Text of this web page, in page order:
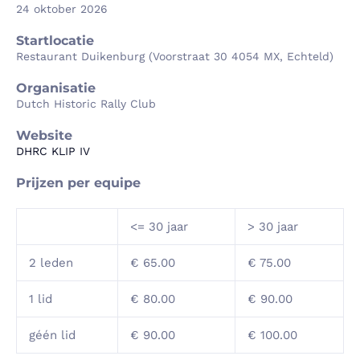
24 oktober 2026
Startlocatie
Restaurant Duikenburg (Voorstraat 30 4054 MX, Echteld)
Organisatie
Dutch Historic Rally Club
Website
DHRC KLIP IV
Prijzen per equipe
<= 30 jaar > 30 jaar
2 leden € 65.00 € 75.00
1 lid € 80.00 € 90.00
géén lid € 90.00 € 100.00